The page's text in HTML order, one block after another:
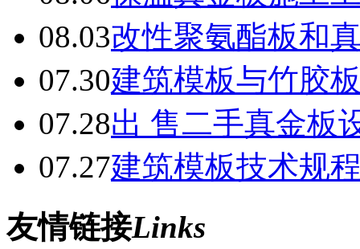
08.03改性聚氨酯板和
07.30建筑模板与竹胶
07.28出 售二手真金板
07.27建筑模板技术规
友情链接Links